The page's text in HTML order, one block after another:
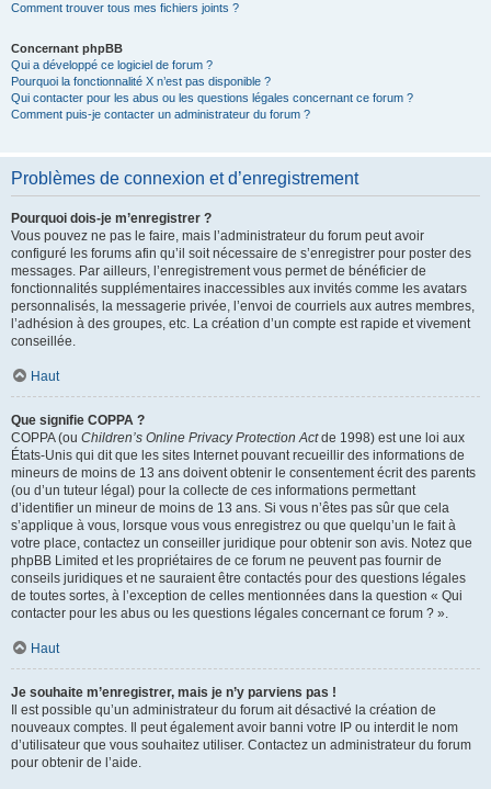
Comment trouver tous mes fichiers joints ?
Concernant phpBB
Qui a développé ce logiciel de forum ?
Pourquoi la fonctionnalité X n’est pas disponible ?
Qui contacter pour les abus ou les questions légales concernant ce forum ?
Comment puis-je contacter un administrateur du forum ?
Problèmes de connexion et d’enregistrement
Pourquoi dois-je m’enregistrer ?
Vous pouvez ne pas le faire, mais l’administrateur du forum peut avoir
configuré les forums afin qu’il soit nécessaire de s’enregistrer pour poster des
messages. Par ailleurs, l’enregistrement vous permet de bénéficier de
fonctionnalités supplémentaires inaccessibles aux invités comme les avatars
personnalisés, la messagerie privée, l’envoi de courriels aux autres membres,
l’adhésion à des groupes, etc. La création d’un compte est rapide et vivement
conseillée.
Haut
Que signifie COPPA ?
COPPA (ou Children’s Online Privacy Protection Actde 1998) est une loi aux
États-Unis qui dit que les sites Internet pouvant recueillir des informations de
mineurs de moins de 13 ans doivent obtenir le consentement écrit des parents
(ou d’un tuteur légal) pour la collecte de ces informations permettant
d’identifier un mineur de moins de 13 ans. Si vous n’êtes pas sûr que cela
s’applique à vous, lorsque vous vous enregistrez ou que quelqu’un le fait à
votre place, contactez un conseiller juridique pour obtenir son avis. Notez que
phpBB Limited et les propriétaires de ce forum ne peuvent pas fournir de
conseils juridiques et ne sauraient être contactés pour des questions légales
de toutes sortes, à l’exception de celles mentionnées dans la question « Qui
contacter pour les abus ou les questions légales concernant ce forum ? ».
Haut
Je souhaite m’enregistrer, mais je n’y parviens pas !
Il est possible qu’un administrateur du forum ait désactivé la création de
nouveaux comptes. Il peut également avoir banni votre IP ou interdit le nom
d’utilisateur que vous souhaitez utiliser. Contactez un administrateur du forum
pour obtenir de l’aide.